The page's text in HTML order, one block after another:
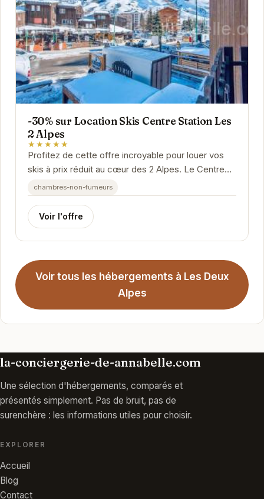
-30% sur Location Skis Centre Station Les
2 Alpes
★★★★★
Profitez de cette offre incroyable pour louer vos
skis à prix réduit au cœur des 2 Alpes. Le Centre
Station vous propose un large choix de...
chambres-non-fumeurs
Voir l'offre
Voir tous les hébergements à Les Deux
Alpes
la-conciergerie-de-annabelle.com
Une sélection d'hébergements, comparés et
présentés simplement. Pas de bruit, pas de
surenchère : les informations utiles pour choisir.
EXPLORER
Accueil
Blog
Contact